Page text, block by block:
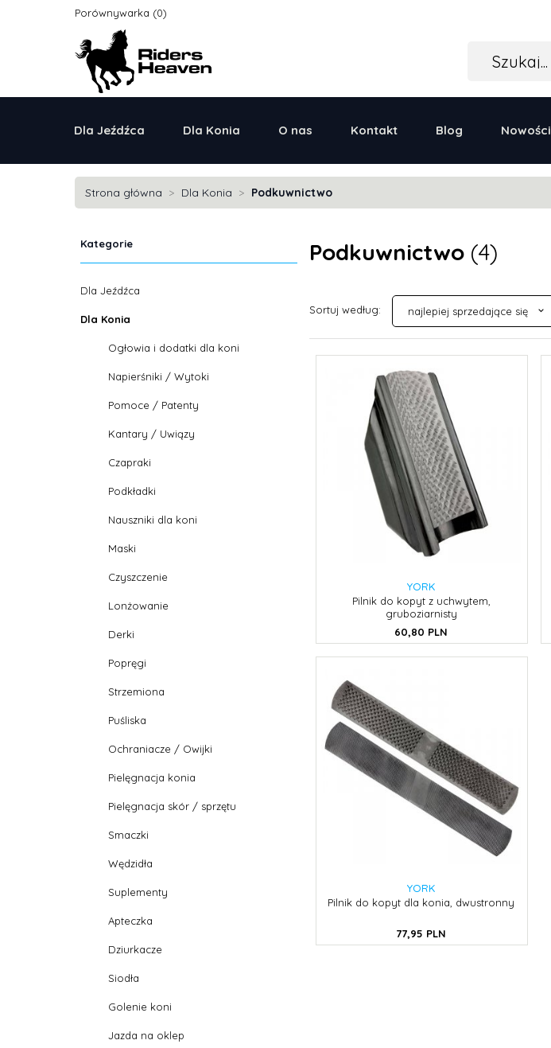
Porównywarka
Dla Jeźdźca Dla Konia O nas Kontakt Blog Nowości
Strona główna Dla Konia Podkuwnictwo
Kategorie
Dla Jeźdźca
Dla Konia
Ogłowia i dodatki dla koni
Napierśniki / Wytoki
Pomoce / Patenty
Kantary / Uwiązy
Czapraki
Podkładki
Nauszniki dla koni
Maski
Czyszczenie
Lonżowanie
Derki
Popręgi
Strzemiona
Puśliska
Ochraniacze / Owijki
Pielęgnacja konia
Pielęgnacja skór / sprzętu
Smaczki
Wędzidła
Suplementy
Apteczka
Dziurkacze
Siodła
Golenie koni
Jazda na oklep
Podkuwnictwo (4)
Sortuj według:
sort
najlepiej sprzedające się
YORK
Pilnik do kopyt z uchwytem,
gruboziarnisty
60,80 PLN
YORK
Pilnik do kopyt dla konia, dwustronny
77,95 PLN